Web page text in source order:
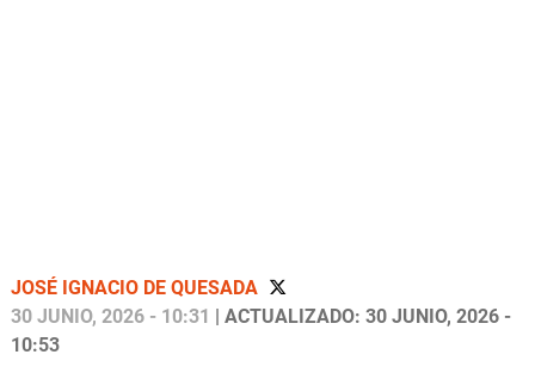
JOSÉ IGNACIO DE QUESADA
30 JUNIO, 2026 - 10:31
| ACTUALIZADO: 30 JUNIO, 2026 -
10:53